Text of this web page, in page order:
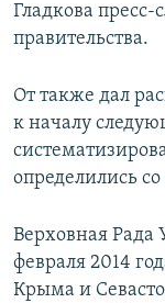
Гладкова пресс-
правительства.
От также дал
к началу
определились
Верховная Рада
февраля 2014
Крыма и